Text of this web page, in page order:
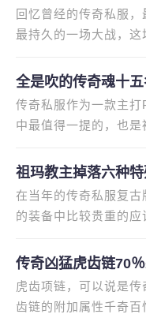
回忆曾经的传奇私服
最持久的一场大战，
全是吹的传奇魂十
传奇私服作为一款主
中最值得一提的，也
祖玛教主掉落六种
在当年的传奇私服复
的装备中比较贵重的
传奇凶猛虎齿链70
虎齿项链，可以说是
齿链的附加属性千奇